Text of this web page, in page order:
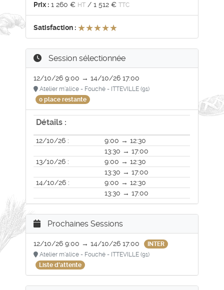
Prix : 1 260 € HT /1 512 €TTC
Satisfaction : ★★★★★
★★★★★
Session sélectionnée
12/10/26 9:00 → 14/10/26 17:00
Atelier m'alice - Fouché - ITTEVILLE (91)
0 place restante
Détails :
12/10/26 :
9:00 → 12:30
13:30 → 17:00
13/10/26 :
9:00 → 12:30
13:30 → 17:00
14/10/26 :
9:00 → 12:30
13:30 → 17:00
Prochaines Sessions
12/10/26 9:00 → 14/10/26 17:00
INTER
Atelier m'alice - Fouché - ITTEVILLE (91)
Liste d'attente